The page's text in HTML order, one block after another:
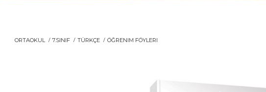
ORTAOKUL 7.SINIF TÜRKÇE ÖĞRENIM FÖYLERI